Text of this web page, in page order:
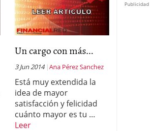
Un cargo con más...
3 Jun 2014 Ana Pérez Sanchez
Está muy extendida la
idea de mayor
satisfacción y felicidad
cuánto mayor es tu …
Leer
Publicidad